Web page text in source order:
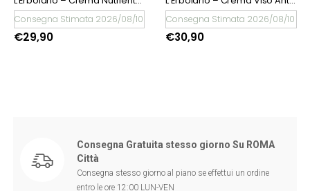
Consegna Stimata 2026/08/10
€29,90
Consegna Stimata 2026/08/10
€30,90
Consegna Gratuita stesso giorno Su ROMA
Città
Consegna stesso giorno al piano se effettui un ordine
entro le ore 12:00 LUN-VEN